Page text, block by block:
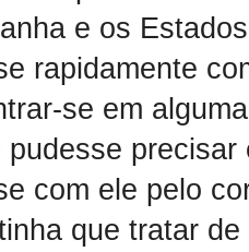
e os
rapidamente
se em
pudesse
com ele pelo
que tratar